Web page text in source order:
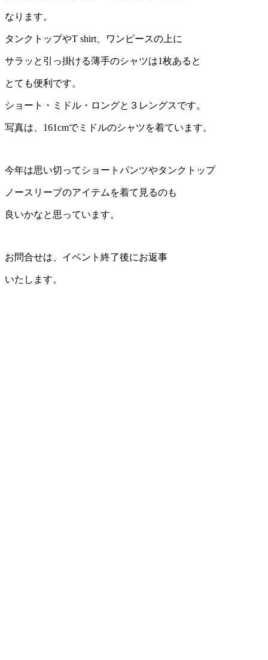
なります。
タンクトップやT shirt、ワンピースの上に
サラッと引っ掛ける薄手のシャツは1枚あると
とても便利です。
ショート・ミドル・ロングと３レングスです。
写真は、161cmでミドルのシャツを着ています。
今年は思い切ってショートパンツやタンクトップ
ノースリーブのアイテムを着て見るのも
良いかなと思っています。
お問合せは、イベント終了後にお返事
いたします。